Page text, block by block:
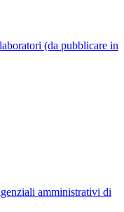
(da pubblicare in
amministrativi di